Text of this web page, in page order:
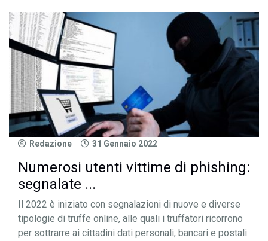
Redazione 31 Gennaio 2022
Numerosi utenti vittime di phishing:
segnalate ...
Il 2022 è iniziato con segnalazioni di nuove e diverse
tipologie di truffe online, alle quali i truffatori ricorrono
per sottrarre ai cittadini dati personali, bancari e postali.